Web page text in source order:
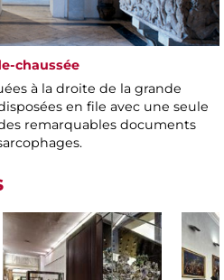
chaussée
à la droite de la grande
en file avec une seule
remarquables documents